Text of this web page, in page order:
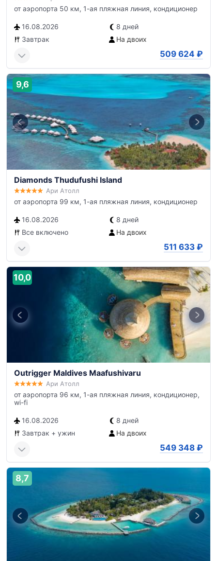
от аэропорта 50 км, 1-ая пляжная линия, кондиционер
16.08.2026
8 дней
Завтрак
На двоих
509 624 ₽
9,6
Diamonds Thudufushi Island
Ари Атолл
от аэропорта 99 км, 1-ая пляжная линия, кондиционер
16.08.2026
8 дней
Все включено
На двоих
511 633 ₽
10,0
Outrigger Maldives Maafushivaru
Ари Атолл
от аэропорта 96 км, 1-ая пляжная линия, кондиционер,
wi-fi
16.08.2026
8 дней
Завтрак + ужин
На двоих
549 348 ₽
8,7